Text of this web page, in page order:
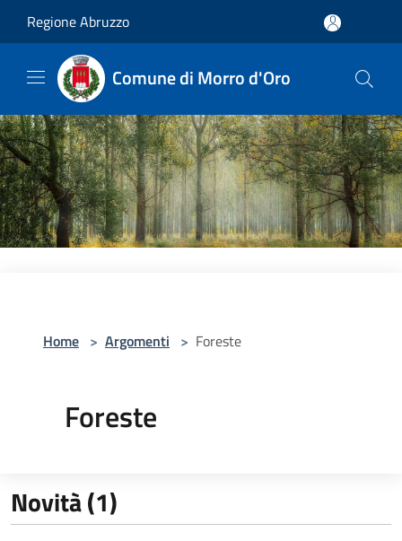
Regione Abruzzo
Comune di Morro d'Oro
Home > Argomenti > Foreste
Foreste
Novità (1)